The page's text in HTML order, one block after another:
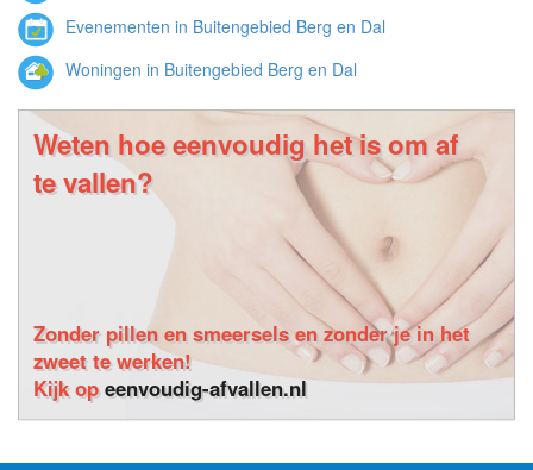
Evenementen in Buitengebied Berg en Dal
Woningen in Buitengebied Berg en Dal
Weten hoe eenvoudig het is om af
te vallen?
Zonder pillen en smeersels en zonder je in het
zweet te werken!
Kijk opeenvoudig-afvallen.nl